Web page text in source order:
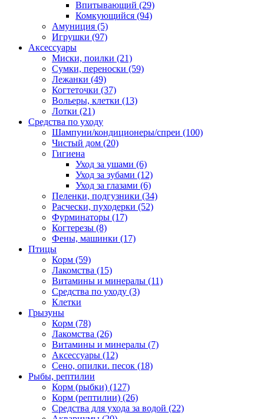
Впитывающий (29)
Комкующийся (94)
Амуниция (5)
Игрушки (97)
Аксессуары
Миски, поилки (21)
Сумки, переноски (59)
Лежанки (49)
Когтеточки (37)
Вольеры, клетки (13)
Лотки (21)
Средства по уходу
Шампуни/кондиционеры/спреи (100)
Чистый дом (20)
Гигиена
Уход за ушами (6)
Уход за зубами (12)
Уход за глазами (6)
Пеленки, подгузники (34)
Расчески, пуходерки (52)
Фурминаторы (17)
Когтерезы (8)
Фены, машинки (17)
Птицы
Корм (59)
Лакомства (15)
Витамины и минералы (11)
Средства по уходу (3)
Клетки
Грызуны
Корм (78)
Лакомства (26)
Витамины и минералы (7)
Аксессуары (12)
Сено, опилки. песок (18)
Рыбы, рептилии
Корм (рыбки) (127)
Корм (рептилии) (26)
Средства для ухода за водой (22)